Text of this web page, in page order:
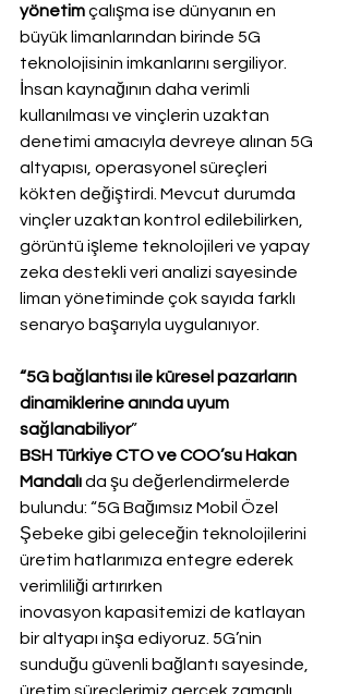
yönetim çalışma ise dünyanın en
büyük limanlarından birinde 5G
teknolojisinin imkanlarını sergiliyor.
İnsan kaynağının daha verimli
kullanılması ve vinçlerin uzaktan
denetimi amacıyla devreye alınan 5G
altyapısı, operasyonel süreçleri
kökten değiştirdi. Mevcut durumda
vinçler uzaktan kontrol edilebilirken,
görüntü işleme teknolojileri ve yapay
zeka destekli veri analizi sayesinde
liman yönetiminde çok sayıda farklı
senaryo başarıyla uygulanıyor.
“5G bağlantısı ile küresel pazarların
dinamiklerine anında uyum
sağlanabiliyor”
BSH Türkiye CTO ve COO’su Hakan
Mandalı da şu değerlendirmelerde
bulundu: “5G Bağımsız Mobil Özel
Şebeke gibi geleceğin teknolojilerini
üretim hatlarımıza entegre ederek
verimliliği artırırken
inovasyon kapasitemizi de katlayan
bir altyapı inşa ediyoruz. 5G’nin
sunduğu güvenli bağlantı sayesinde,
üretim süreçlerimiz gerçek zamanlı